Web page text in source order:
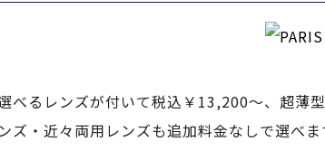
べるレンズが付いて税込￥13,200～、超薄
ズ・近々両用レンズも追加料金なしで選べま